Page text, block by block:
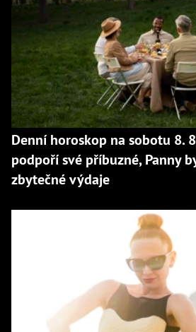
Denní horoskop na sobotu 8.
podpoří své příbuzné, Panny
zbytečné výdaje